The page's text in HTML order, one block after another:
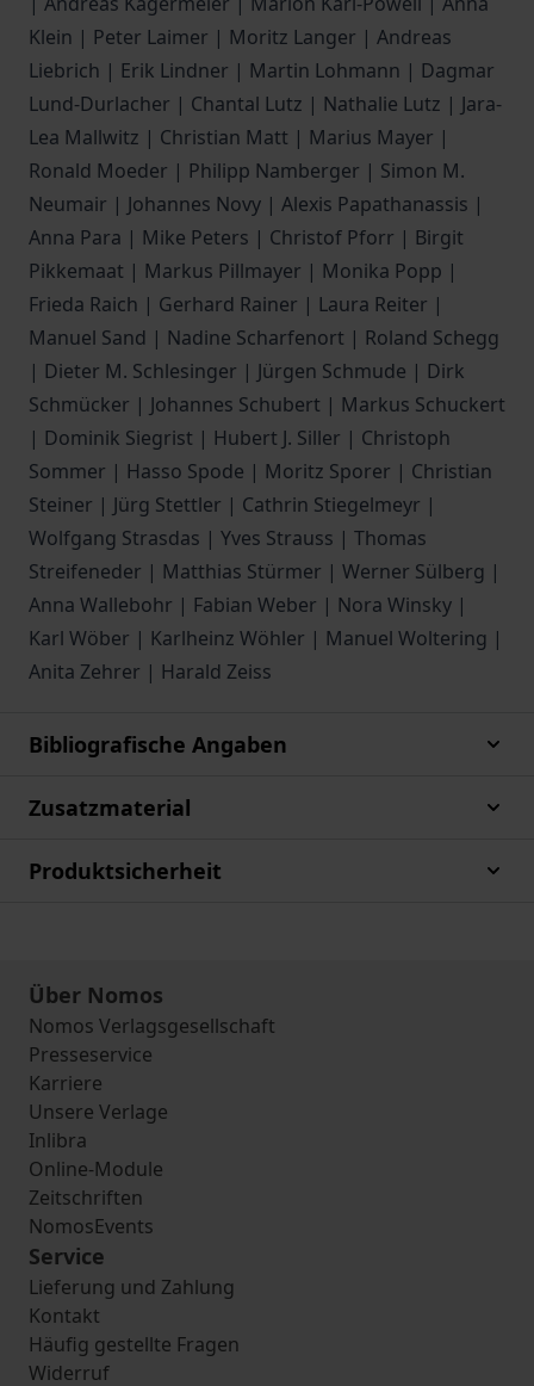
Klein | Peter Laimer | Moritz Langer | Andreas
Liebrich | Erik Lindner | Martin Lohmann | Dagmar
Lund-Durlacher | Chantal Lutz | Nathalie Lutz | Jara-
Lea Mallwitz | Christian Matt | Marius Mayer |
Ronald Moeder | Philipp Namberger | Simon M.
Neumair | Johannes Novy | Alexis Papathanassis |
Anna Para | Mike Peters | Christof Pforr | Birgit
Pikkemaat | Markus Pillmayer | Monika Popp |
Frieda Raich | Gerhard Rainer | Laura Reiter |
Manuel Sand | Nadine Scharfenort | Roland Schegg
| Dieter M. Schlesinger | Jürgen Schmude | Dirk
Schmücker | Johannes Schubert | Markus Schuckert
| Dominik Siegrist | Hubert J. Siller | Christoph
Sommer | Hasso Spode | Moritz Sporer | Christian
Steiner | Jürg Stettler | Cathrin Stiegelmeyr |
Wolfgang Strasdas | Yves Strauss | Thomas
Streifeneder | Matthias Stürmer | Werner Sülberg |
Anna Wallebohr | Fabian Weber | Nora Winsky |
Karl Wöber | Karlheinz Wöhler | Manuel Woltering |
Anita Zehrer | Harald Zeiss
Bibliografische Angaben
Zusatzmaterial
Produktsicherheit
Über Nomos
Nomos Verlagsgesellschaft
Presseservice
Karriere
Unsere Verlage
Inlibra
Online-Module
Zeitschriften
NomosEvents
Service
Lieferung und Zahlung
Kontakt
Häufig gestellte Fragen
Widerruf